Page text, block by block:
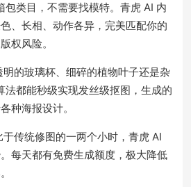
包类目，不需要找模特。青虎 AI 内
、长相、动作各异，完美匹配你的
权风险。
的玻璃杯、细碎的植物叶子还是杂
法都能秒级实现发丝级抠图，生成的
种海报设计。
传统修图的一两个小时，青虎 AI
每天都有免费生成额度，极大降低